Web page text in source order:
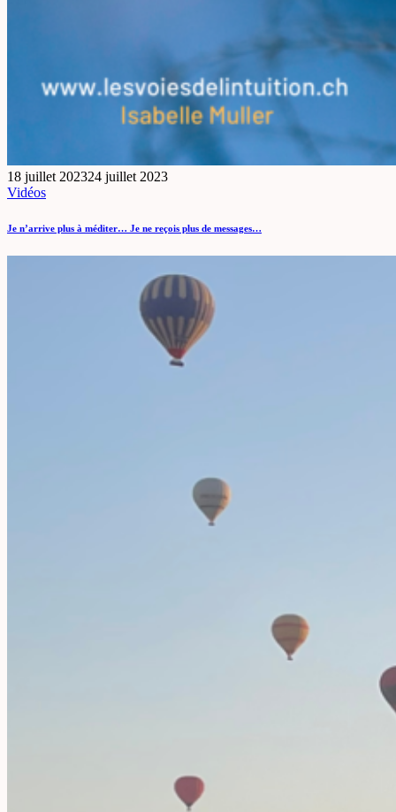
18 juillet 202324 juillet 2023
Vidéos
Je n’arrive plus à méditer… Je ne reçois plus de messages…